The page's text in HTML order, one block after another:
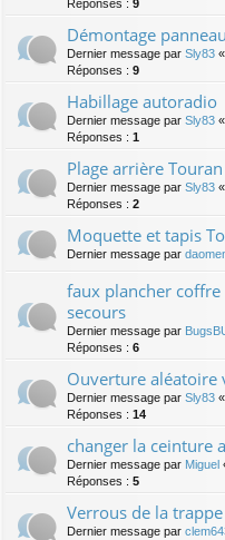
Réponses : 9
Démontage
Dernier message par Sly83 «
Réponses : 9
Habillage autoradio
Dernier message par Sly83 «
Réponses : 1
Plage arrière
Dernier message par Sly83 «
Réponses : 2
Moquette et tapis
Dernier message par
faux plancher
secours
Dernier message par
Réponses : 6
Ouverture aléatoire
Dernier message par Sly83 «
Réponses : 14
changer la ceinture
Dernier message par Miguel
Réponses : 5
Verrous de la
Dernier message par